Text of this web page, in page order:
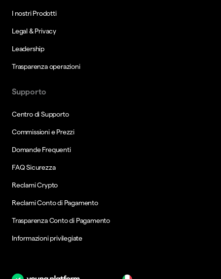
I nostri Prodotti
Legal & Privacy
Leadership
Trasparenza operazioni
Supporto
Centro di Supporto
Commissioni e Prezzi
Domande Frequenti
FAQ Sicurezza
Reclami Crypto
Reclami Conto di Pagamento
Trasparenza Conto di Pagamento
Informazioni privilegiate